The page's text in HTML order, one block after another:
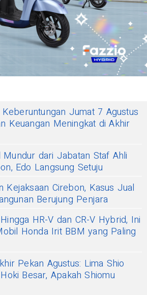
Jumat 7 Agustus
Keuangan Meningkat di Akhir
Mundur dari Jabatan Staf Ahli
Edo Langsung Setuju
Kejaksaan Cirebon, Kasus Jual
Berujung Penjara
HR-V dan CR-V Hybrid, Ini
Honda Irit BBM yang Paling
Pekan Agustus: Lima Shio
Besar, Apakah Shiomu